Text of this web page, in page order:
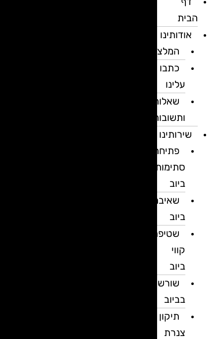
הבית
אודותינו
המלצות
כתבו
עלינו
שאלות
ותשובות
שירותינו
פתיחת
סתימות
ביוב
שאיבת
ביוב
שטיפת
קווי
ביוב
שורשים
בביוב
תיקון
צנרת